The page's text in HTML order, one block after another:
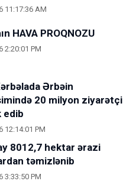
11:17:36 AM
HAVA PROQNOZU
2:20:01 PM
Ərbəin
20 milyon ziyarətçi
edib
12:14:01 PM
8012,7 hektar ərazi
təmizlənib
3:33:50 PM